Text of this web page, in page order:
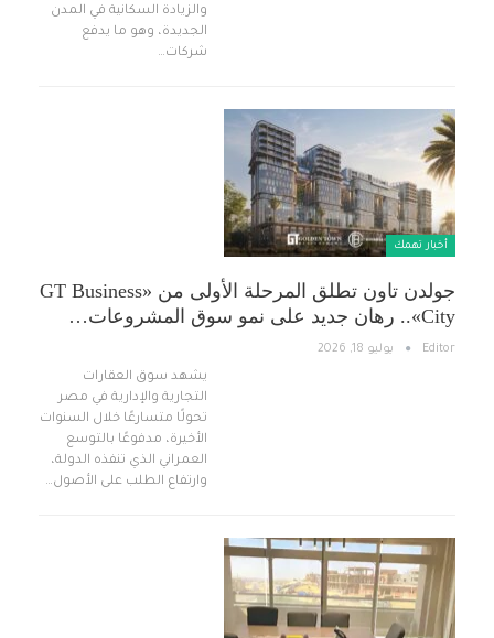
والزيادة السكانية في المدن
الجديدة، وهو ما يدفع
شركات…
أخبار تهمك
جولدن تاون تطلق المرحلة الأولى من «GT Business
City».. رهان جديد على نمو سوق المشروعات…
Editor يوليو 18, 2026
يشهد سوق العقارات
التجارية والإدارية في مصر
تحولًا متسارعًا خلال السنوات
الأخيرة، مدفوعًا بالتوسع
العمراني الذي تنفذه الدولة،
وارتفاع الطلب على الأصول…